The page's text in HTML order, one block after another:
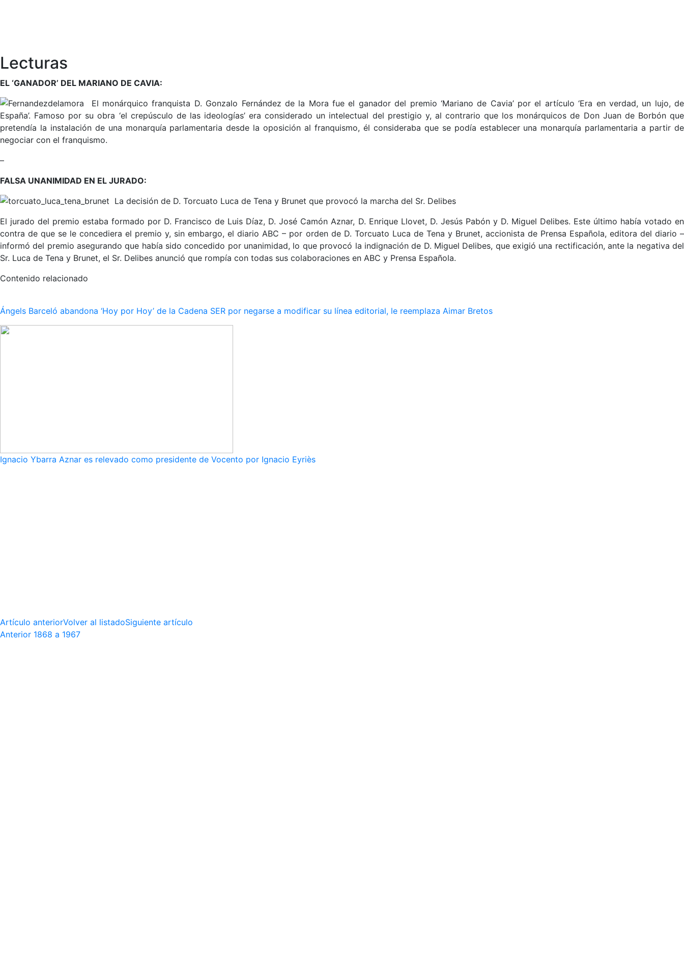
Lecturas
EL ‘GANADOR’ DEL MARIANO DE CAVIA:
El monárquico franquista D. Gonzalo Fernández de la Mora fue el ganador del premio ‘Mariano de Cavia’ por el artículo ‘Era en verdad, un lujo, de
España’. Famoso por su obra ‘el crepúsculo de las ideologías’ era considerado un intelectual del prestigio y, al contrario que los monárquicos de Don Juan de Borbón que
pretendía la instalación de una monarquía parlamentaria desde la oposición al franquismo, él consideraba que se podía establecer una monarquía parlamentaria a partir de
negociar con el franquismo.
–
FALSA UNANIMIDAD EN EL JURADO:
La decisión de D. Torcuato Luca de Tena y Brunet que provocó la marcha del Sr. Delibes
El jurado del premio estaba formado por D. Francisco de Luis Díaz, D. José Camón Aznar, D. Enrique Llovet, D. Jesús Pabón y D. Miguel Delibes. Este último había votado en
contra de que se le concediera el premio y, sin embargo, el diario ABC – por orden de D. Torcuato Luca de Tena y Brunet, accionista de Prensa Española, editora del diario –
informó del premio asegurando que había sido concedido por unanimidad, lo que provocó la indignación de D. Miguel Delibes, que exigió una rectificación, ante la negativa del
Sr. Luca de Tena y Brunet, el Sr. Delibes anunció que rompía con todas sus colaboraciones en ABC y Prensa Española.
Contenido relacionado
Ángels Barceló abandona ‘Hoy por Hoy’ de la Cadena SER por negarse a modificar su línea editorial, le reemplaza Aimar Bretos
Ignacio Ybarra Aznar es relevado como presidente de Vocento por Ignacio Eyriès
Artículo anteriorVolver al listadoSiguiente artículo
Anterior 1868 a 1967